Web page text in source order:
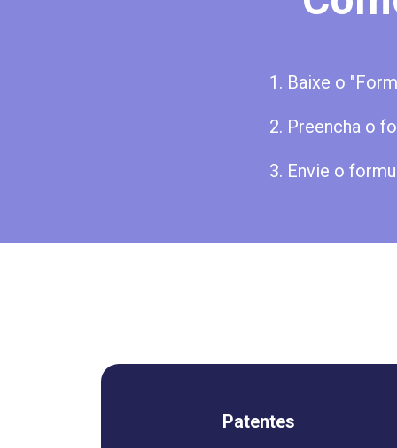
1. Baixe o
2. Preencha o
3. Envie o
Patentes